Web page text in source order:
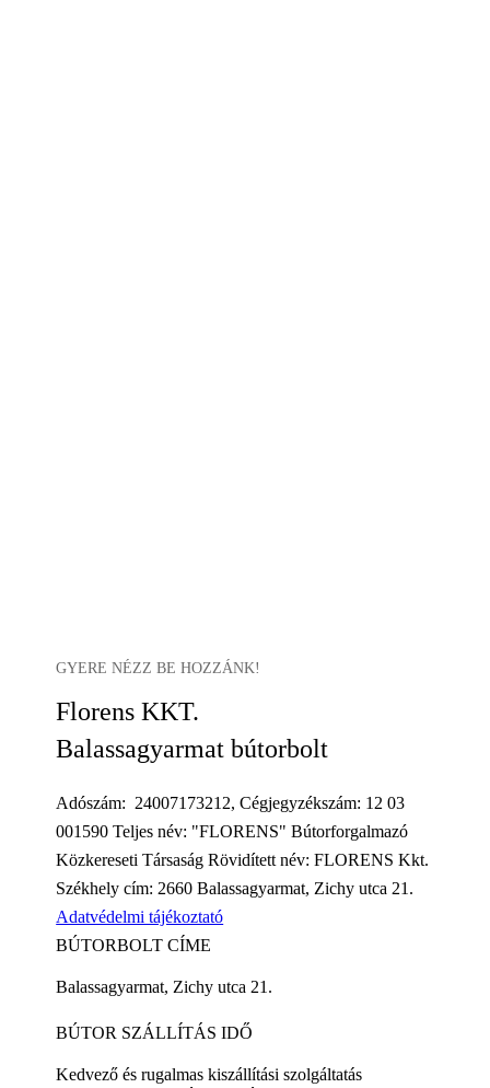
GYERE NÉZZ BE HOZZÁNK!
Florens KKT.
Balassagyarmat bútorbolt
Adószám: 24007173212, Cégjegyzékszám: 12 03
001590 Teljes név: "FLORENS" Bútorforgalmazó
Közkereseti Társaság Rövidített név: FLORENS Kkt.
Székhely cím: 2660 Balassagyarmat, Zichy utca 21.
Adatvédelmi tájékoztató
BÚTORBOLT CÍME
Balassagyarmat, Zichy utca 21.
BÚTOR SZÁLLÍTÁS IDŐ
Kedvező és rugalmas kiszállítási szolgáltatás